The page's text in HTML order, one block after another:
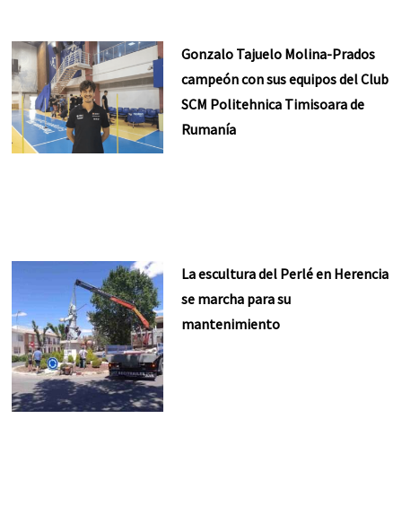
Gonzalo Tajuelo Molina-Prados
campeón con sus equipos del Club
SCM Politehnica Timisoara de
Rumanía
La escultura del Perlé en Herencia
se marcha para su
mantenimiento